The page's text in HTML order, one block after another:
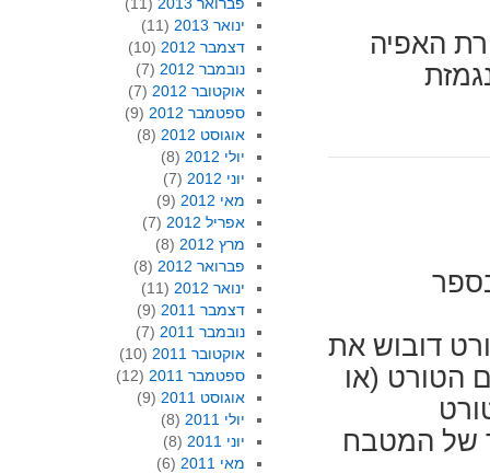
האפיה
דובוש את
הטורט (או
של המטבח
ינואר 2013
(11)
דצמבר 2012
(10)
נובמבר 2012
(7)
אוקטובר 2012
(7)
ספטמבר 2012
(9)
אוגוסט 2012
(8)
יולי 2012
(8)
יוני 2012
(7)
מאי 2012
(9)
אפריל 2012
(7)
מרץ 2012
(8)
פברואר 2012
(8)
ינואר 2012
(11)
דצמבר 2011
(9)
נובמבר 2011
(7)
אוקטובר 2011
(10)
ספטמבר 2011
(12)
אוגוסט 2011
(9)
יולי 2011
(8)
יוני 2011
(8)
מאי 2011
(6)